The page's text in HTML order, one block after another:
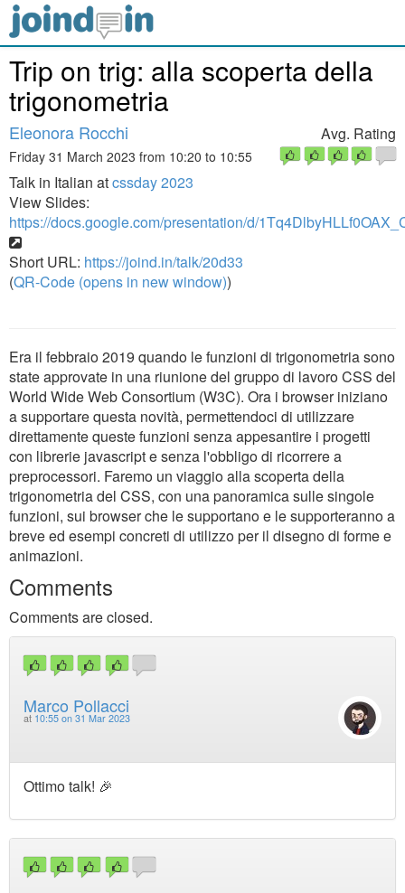
Trip on trig: alla scoperta della
trigonometria
Eleonora Rocchi
Friday 31 March 2023 from 10:20 to 10:55
Talk in Italian atcssday 2023
View Slides:
https://docs.google.com/presentation/d/
Short URL: https://joind.in/talk/20d33
(QR-Code (opens in new window))
Avg. Rating
Era il febbraio 2019 quando le funzioni di trigonometria sono
state approvate in una riunione del gruppo di lavoro CSS del
World Wide Web Consortium (W3C). Ora i browser iniziano
a supportare questa novità, permettendoci di utilizzare
direttamente queste funzioni senza appesantire i progetti
con librerie javascript e senza l'obbligo di ricorrere a
preprocessori. Faremo un viaggio alla scoperta della
trigonometria del CSS, con una panoramica sulle singole
funzioni, sui browser che le supportano e le supporteranno a
breve ed esempi concreti di utilizzo per il disegno di forme e
animazioni.
Comments
Comments are closed.
Marco Pollacci
at 10:55 on 31 Mar 2023
Ottimo talk! 🎉